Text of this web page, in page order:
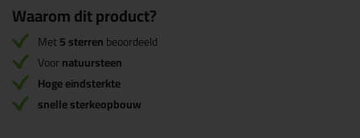
Waarom dit product?
Met5 sterrenbeoordeeld
Voornatuursteen
Hoge eindsterkte
snelle sterkeopbouw